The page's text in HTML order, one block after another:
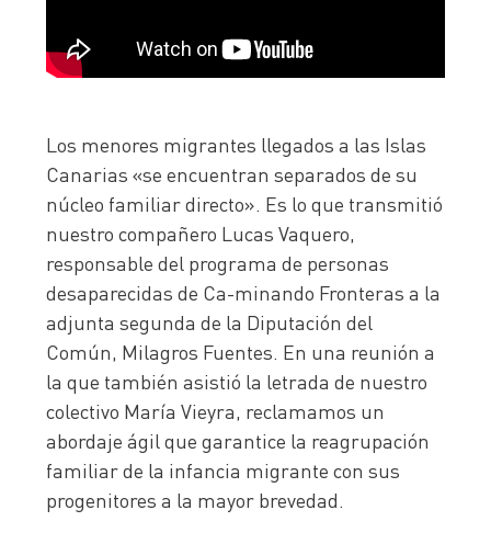
Los menores migrantes llegados a las Islas
Canarias «se encuentran separados de su
núcleo familiar directo». Es lo que transmitió
nuestro compañero Lucas Vaquero,
responsable del programa de personas
desaparecidas de Ca-minando Fronteras a la
adjunta segunda de la Diputación del
Común, Milagros Fuentes. En una reunión a
la que también asistió la letrada de nuestro
colectivo María Vieyra, reclamamos un
abordaje ágil que garantice la reagrupación
familiar de la infancia migrante con sus
progenitores a la mayor brevedad.